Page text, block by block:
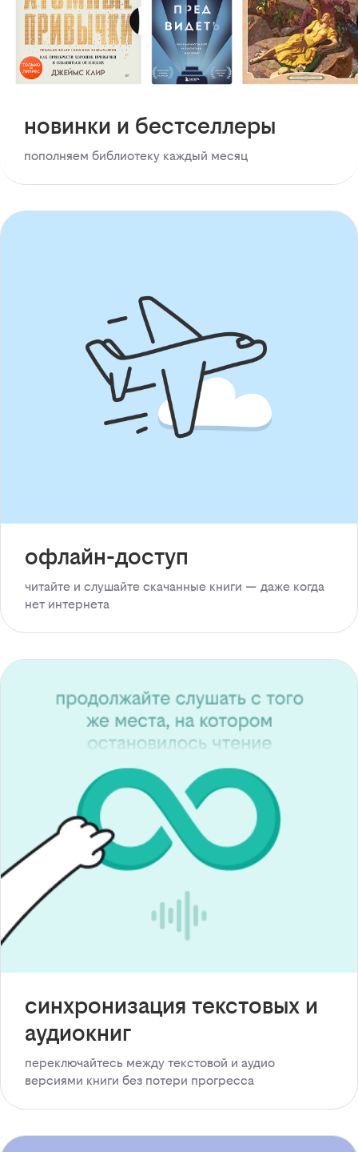
новинки и бестселлеры
пополняем библиотеку каждый месяц
офлайн-доступ
читайте и слушайте скачанные книги — даже когда
нет интернета
синхронизация текстовых и
аудиокниг
переключайтесь между текстовой и аудио
версиями книги без потери прогресса